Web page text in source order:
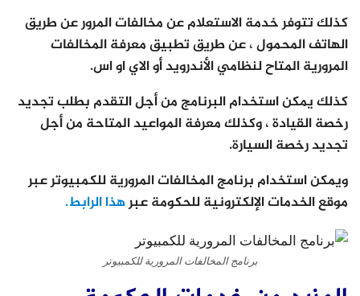
كذلك تتوفر خدمة الاستعلام عن مخالفات المرور عن طريق
الهاتف المحمول ، عن طريق تطبيق معرفة المخالفات
المرورية المتاح لنظامي الأندرويد أو الاي او اس.
كذلك يمكن استخدام البرنامج من أجل التقدم بطلب تجديد
رخصة القيادة ، وكذلك معرفة المواعيد المتاحة من أجل
تجديد رخصة السيارة.
ويمكن استخدام برنامج المخالفات المرورية للكمبيوتر عبر
موقع الخدمات الإلكترونية للحكومة عبرهذا الرابط.
برنامج المخالفات المرورية للكمبيوتر